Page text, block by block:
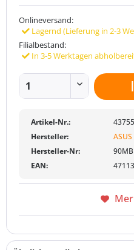
Onlineversand:
Lagernd (Lieferung in 2-3
Filialbestand:
In 3-5 Werktagen
Artikel-Nr.:
Hersteller:
ASUS
Hersteller-Nr:
EAN: